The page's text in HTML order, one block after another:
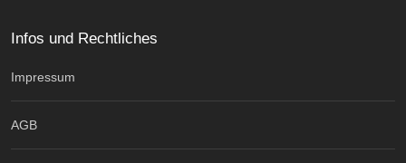
Infos und Rechtliches
Impressum
AGB